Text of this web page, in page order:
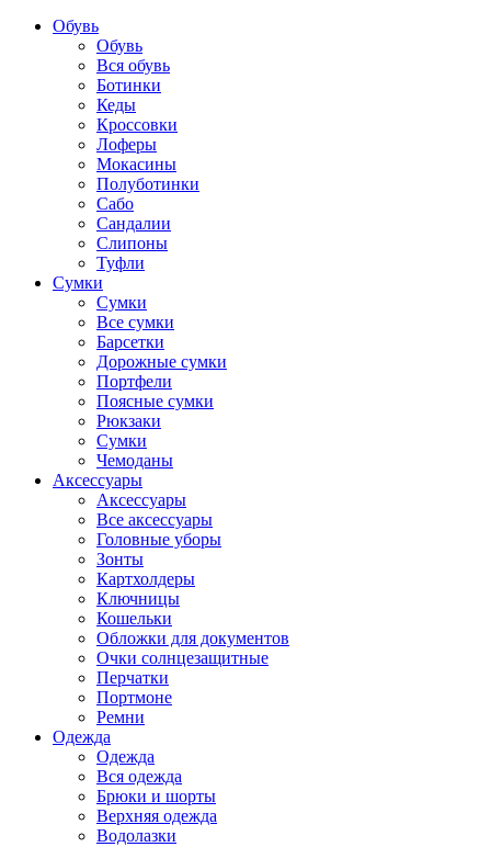
Обувь
Обувь
Вся обувь
Ботинки
Кеды
Кроссовки
Лоферы
Мокасины
Полуботинки
Сабо
Сандалии
Слипоны
Туфли
Сумки
Сумки
Все сумки
Барсетки
Дорожные сумки
Портфели
Поясные сумки
Рюкзаки
Сумки
Чемоданы
Аксессуары
Аксессуары
Все аксессуары
Головные уборы
Зонты
Картхолдеры
Ключницы
Кошельки
Обложки для документов
Очки солнцезащитные
Перчатки
Портмоне
Ремни
Одежда
Одежда
Вся одежда
Брюки и шорты
Верхняя одежда
Водолазки